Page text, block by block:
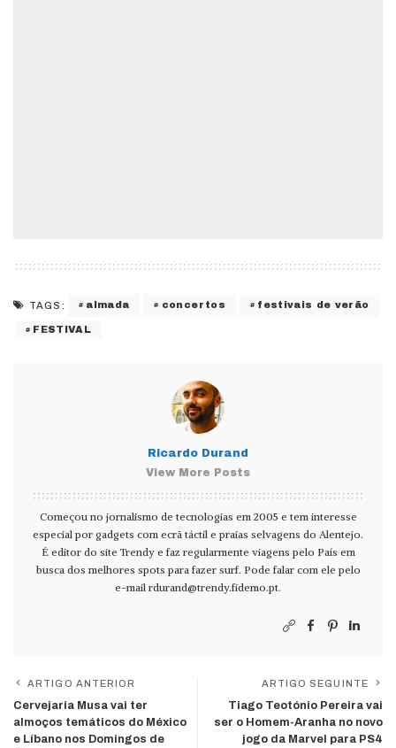
TAGS: almada concertos festivais de verão
FESTIVAL
Ricardo Durand
View More Posts
Começou no jornalismo de tecnologias em 2005 e tem interesse
especial por gadgets com ecrã táctil e praias selvagens do Alentejo.
É editor do site Trendy e faz regularmente viagens pelo País em
busca dos melhores spots para fazer surf. Pode falar com ele pelo
e-mail rdurand@trendy.fidemo.pt.
ARTIGO ANTERIOR
Cervejaria Musa vai ter
almoços temáticos do México
e Líbano nos Domingos de
ARTIGO SEGUINTE
Tiago Teotónio Pereira vai
ser o Homem-Aranha no novo
jogo da Marvel para PS4